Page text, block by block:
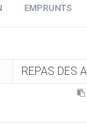
EMPRUNTS